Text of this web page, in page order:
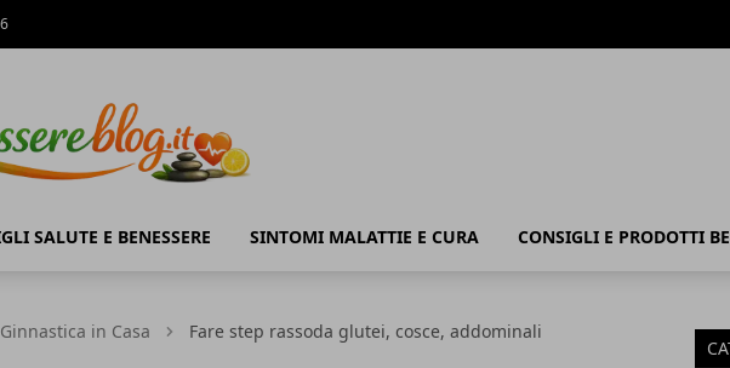
SALUTE E BENESSERE SINTOMI MALATTIE E CURA CONSIGLI E PRODOTTI
in Casa Fare step rassoda glutei, cosce, addominali